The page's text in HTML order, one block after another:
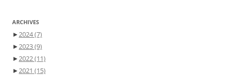
ARCHIVES
►2024(7)
►2023(9)
►2022(11)
►2021 (15)